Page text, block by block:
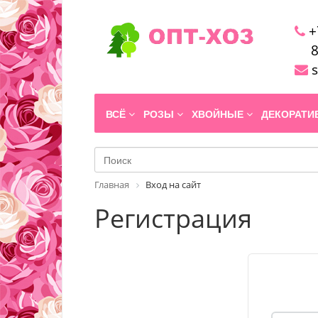
ВСЁ РОЗЫ ХВОЙНЫЕ
Главная Вход на сайт
Регистрация